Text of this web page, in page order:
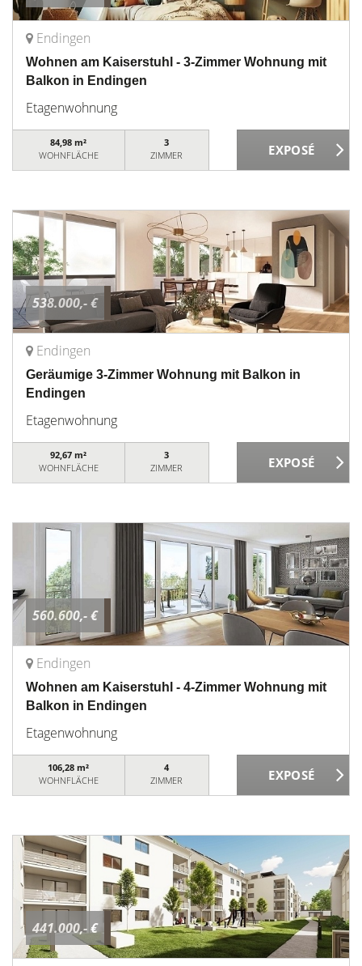
Endingen
Wohnen am Kaiserstuhl - 3-Zimmer Wohnung mit
Balkon in Endingen
Etagenwohnung
84,98 m²
WOHNFLÄCHE
3
ZIMMER
538.000,- €
Endingen
Geräumige 3-Zimmer Wohnung mit Balkon in
Endingen
Etagenwohnung
92,67 m²
WOHNFLÄCHE
3
ZIMMER
560.600,- €
Endingen
Wohnen am Kaiserstuhl - 4-Zimmer Wohnung mit
Balkon in Endingen
Etagenwohnung
106,28 m²
WOHNFLÄCHE
4
ZIMMER
441.000,- €